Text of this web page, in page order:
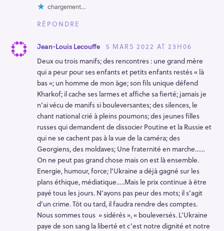
chargement…
RÉPONDRE
Jean-Louis Lecouffe
5 MARS 2022 AT 23H06
Deux ou trois manifs; des rencontres : une grand mère
qui a peur pour ses enfants et petits enfants restés « là
bas »; un homme de mon âge; son fils unique défend
Kharkof; il cache ses larmes et affiche sa fierté; jamais je
n’ai vécu de manifs si bouleversantes; des silences, le
chant national crié à pleins poumons; des jeunes filles
russes qui demandent de dissocier Poutine et la Russie et
qui ne se cachent pas à la vue de la caméra; des
Georgiens, des moldaves; Une fraternité en marche……
On ne peut pas grand chose mais on est là ensemble.
Energie, humour, force; l’Ukraine a déjà gagné sur les
plans éthique, médiatique…..Mais le prix continue à être
payé tous les jours. N’ayons pas peur des mots; il s’agit
d’un crime. Tôt ou tard, il faudra rendre des comptes.
Nous sommes tous » sidérés », « bouleversés. L’Ukraine
paye de son sang la liberté et c’est notre dignité et notre
r